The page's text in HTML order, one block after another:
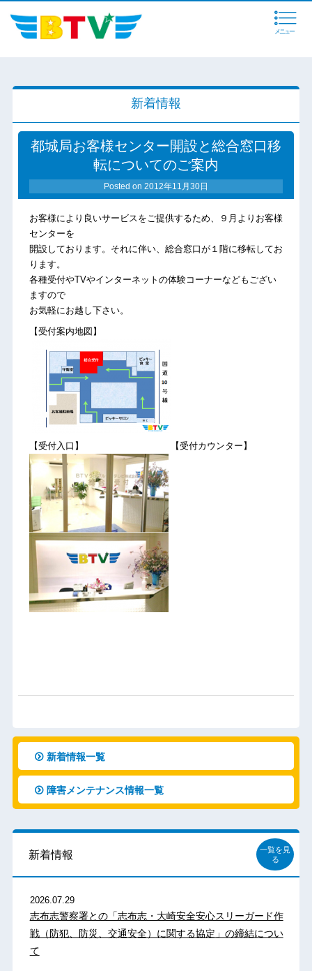
メニュー
新着情報
都城局お客様センター開設と総合窓口移
転についてのご案内
Posted on 2012年11月30日
お客様により良いサービスをご提供するため、９月よりお客様
センターを
開設しております。それに伴い、総合窓口が１階に移転してお
ります。
各種受付やTVやインターネットの体験コーナーなどもござい
ますので
お気軽にお越し下さい。
【受付案内地図】
【受付入口】 【受付カウンター】
新着情報一覧
障害メンテナンス情報一覧
新着情報
一覧を見
る
2026.07.29
志布志警察署との「志布志・大崎安全安心スリーガード作
戦（防犯、防災、交通安全）に関する協定」の締結につい
て